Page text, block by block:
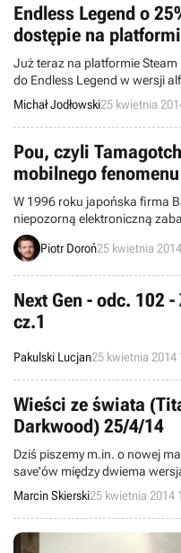
Endless Legend o
dostępie na
Już teraz na platformie
do Endless Legend w wersji
zarówno w standardowej
wzbogaconej – Founder
także listą obecnie
zostaną dodane w przyszłości.
Michał Jodłowski25 kwietnia
Pou, czyli
mobilnego
W 1996 roku japońska firma
niepozorną elektroniczną
tamago – jajko, i angielskiego:
świat, trafiając w ręce blisko
bezpowrotnie, pojawiło się
Piotr Doroń25 kwietnia
Next Gen - odc. 102
cz.1
Pakulski Lucjan25 kwietnia 2014
Wieści ze świata
Darkwood) 25/4/14
Dziś piszemy m.in. o nowej
save'ów między dwiema
Darkwood na Steamie, a
Soulcalibur: Lost Swords.
codziennej porcji krótkich
Marcin Skierski25 kwietnia 2014